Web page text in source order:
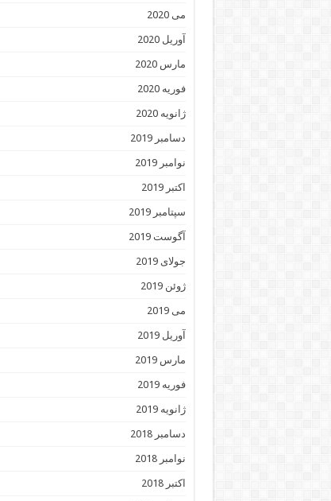
می 2020
آوریل 2020
مارس 2020
فوریه 2020
ژانویه 2020
دسامبر 2019
نوامبر 2019
اکتبر 2019
سپتامبر 2019
آگوست 2019
جولای 2019
ژوئن 2019
می 2019
آوریل 2019
مارس 2019
فوریه 2019
ژانویه 2019
دسامبر 2018
نوامبر 2018
اکتبر 2018